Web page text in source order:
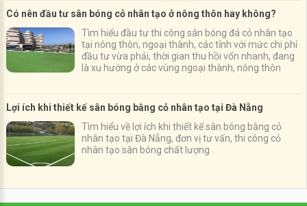
Có nên đầu tư sân bóng cỏ nhân tạo ở nông thôn hay không?
Tìm hiểu đầu tư thi công sân bóng đá cỏ nhân tạo
tại nông thôn, ngoại thành, các tỉnh với mức chi phí
đầu tư vừa phải, thời gian thu hồi vốn nhanh, đang
là xu hướng ở các vùng ngoại thành, nông thôn
Lợi ích khi thiết kế sân bóng bằng cỏ nhân tạo tại Đà Nẵng
Tìm hiểu về lợi ích khi thiết kế sân bóng bằng cỏ
nhân tạo tại Đà Nẵng, đơn vị tư vấn, thi công cỏ
nhân tạo sân bóng chất lượng